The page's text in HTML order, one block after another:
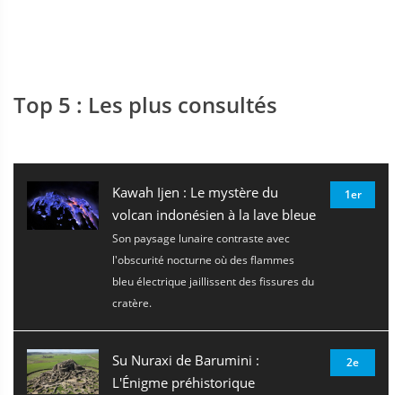
Top 5 : Les plus consultés
Kawah Ijen : Le mystère du
volcan indonésien à la lave bleue
Son paysage lunaire contraste avec
l'obscurité nocturne où des flammes
bleu électrique jaillissent des fissures du
cratère.
1er
Su Nuraxi de Barumini :
L'Énigme préhistorique
2e